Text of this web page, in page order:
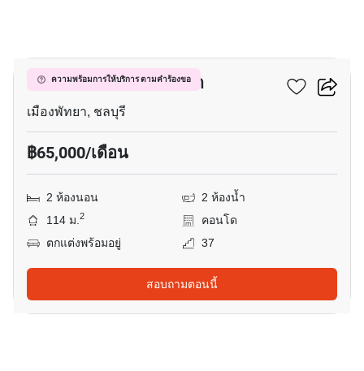
ความพร้อมการให้บริการ ตามคำร้องขอ
วินด์แฮม จอมเทียน พัทยา
เมืองพัทยา, ชลบุรี
฿65,000/เดือน
2 ห้องนอน
2 ห้องน้ำ
114 ม.2
คอนโด
ตกแต่งพร้อมอยู่
37
สอบถามตอนนี้